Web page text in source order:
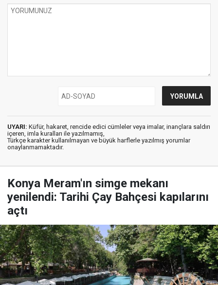
UYARI: Küfür, hakaret, rencide edici cümleler veya imalar, inançlara saldırı
içeren, imla kuralları ile yazılmamış,
Türkçe karakter kullanılmayan ve büyük harflerle yazılmış yorumlar
onaylanmamaktadır.
Konya Meram'ın simge mekanı
yenilendi: Tarihi Çay Bahçesi kapılarını
açtı